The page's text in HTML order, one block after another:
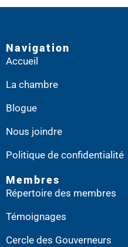
Navigation
Accueil
La chambre
Blogue
Nous joindre
Politique de confidentialité
Membres
Répertoire des membres
Témoignages
Cercle des Gouverneurs